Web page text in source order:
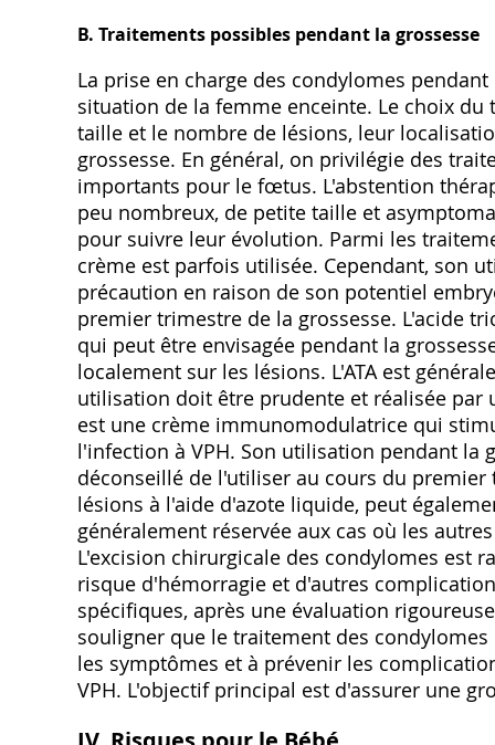
B. Traitements possibles pendant la grossesse
La prise en charge des condylomes
situation de la femme enceinte. Le choix
taille et le nombre de lésions, leur
grossesse. En général, on privilégie des
importants pour le fœtus. L'abstention
peu nombreux, de petite taille et
pour suivre leur évolution. Parmi les
crème est parfois utilisée. Cependant, son
précaution en raison de son potentiel
premier trimestre de la grossesse. L'acide
qui peut être envisagée pendant la
localement sur les lésions. L'ATA est
utilisation doit être prudente et réalisée
est une crème immunomodulatrice qui
l'infection à VPH. Son utilisation pendant la
déconseillé de l'utiliser au cours du
lésions à l'aide d'azote liquide, peut
généralement réservée aux cas où les
L'excision chirurgicale des condylomes est
risque d'hémorragie et d'autres
spécifiques, après une évaluation
souligner que le traitement des
les symptômes et à prévenir les
VPH. L'objectif principal est d'assurer une